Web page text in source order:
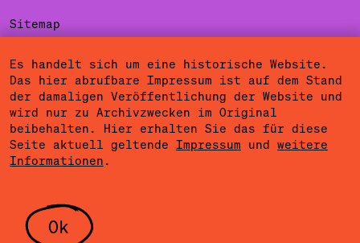
Sitemap
Datenschutzerklärung
Nutzungsbedingungen
Cookieeinstellungen
Presse
Es handelt sich um eine historische Website.
Das hier abrufbare Impressum ist auf dem Stand
der damaligen Veröffentlichung der Website und
wird nur zu Archivzwecken im Original
beibehalten. Hier erhalten Sie das für diese
Seite aktuell geltende Impressum und weitere
Informationen .
Ok